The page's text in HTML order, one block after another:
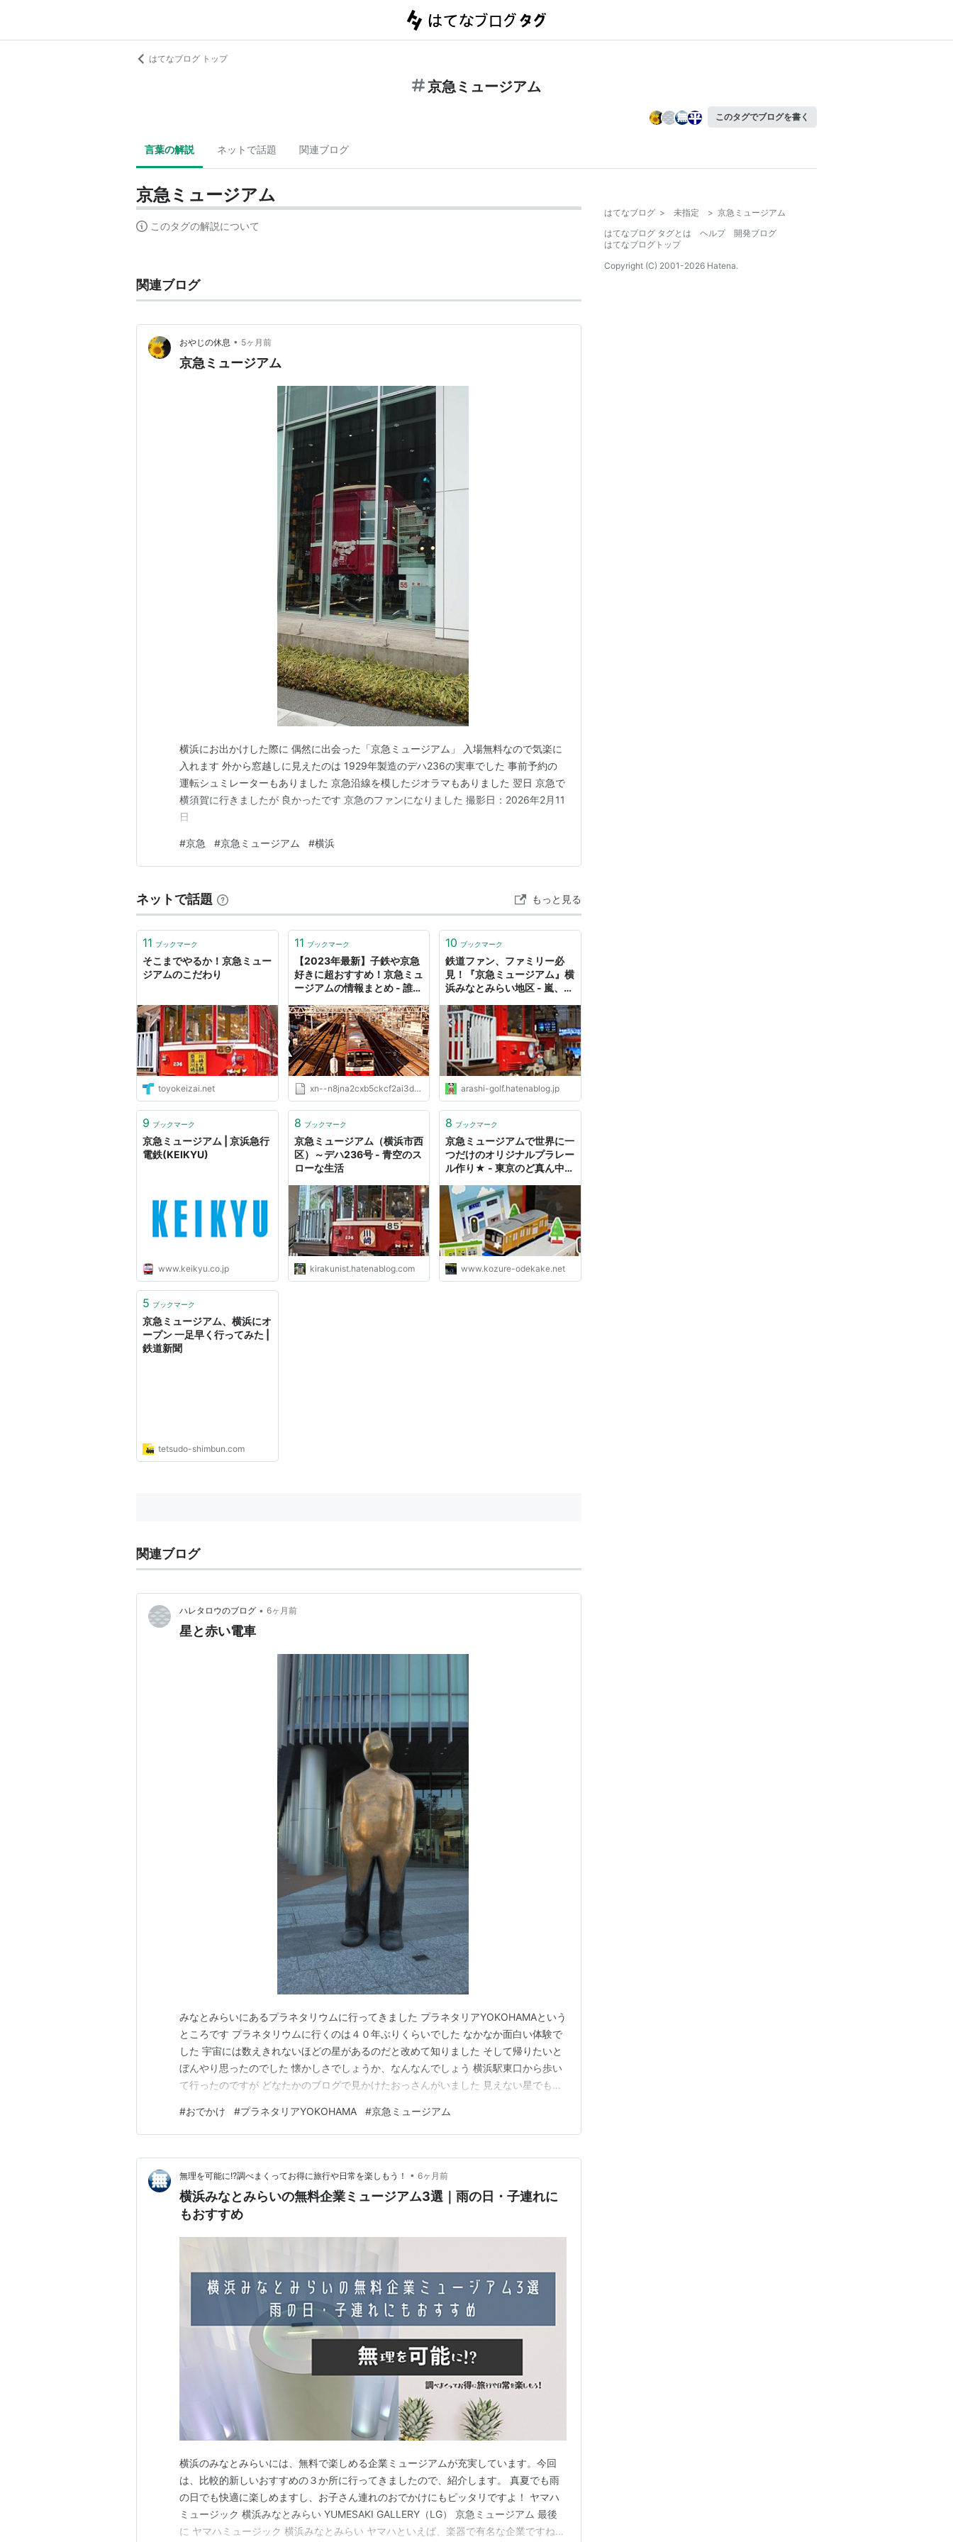
はてなブログ トップ
京急ミュージアム
このタグでブログを書く
言葉の解説 ネットで話題 関連ブログ
京急ミュージアム
このタグの解説について
関連ブログ
おやじの休息 • 5ヶ月前
京急ミュージアム
横浜にお出かけした際に 偶然に出会った「京急ミュージアム」 入場無料なので気楽に
入れます 外から窓越しに見えたのは 1929年製造のデハ236の実車でした 事前予約の
運転シュミレーターもありました 京急沿線を模したジオラマもありました 翌日 京急で
横須賀に行きましたが 良かったです 京急のファンになりました 撮影日：2026年2月11
日
#京急 #京急ミュージアム #横浜
ネットで話題 もっと見る
11 ブックマーク
そこまでやるか！京急ミュー
ジアムのこだわり
toyokeizai.net
11 ブックマーク
【2023年最新】子鉄や京急
好きに超おすすめ！京急ミュ
ージアムの情報まとめ - 誰か
具と遊びの話。
xn--n8jna2cxb5ckcf2ai3d4jra7kta5734lbwsfcqydq9a499e.net
10 ブックマーク
鉄道ファン、ファミリー必
見！『京急ミュージアム』横
浜みなとみらい地区 - 嵐、ゴ
arashi-golf.hatenablog.jp
9 ブックマーク
京急ミュージアム | 京浜急行
電鉄(KEIKYU)
www.keikyu.co.jp
8 ブックマーク
京急ミュージアム（横浜市西
区）～デハ236号 - 青空のス
ローな生活
kirakunist.hatenablog.com
8 ブックマーク
京急ミュージアムで世界に一
つだけのオリジナルプラレー
ル作り★ - 東京のど真ん中か
出かけ日記
www.kozure-odekake.net
5 ブックマーク
京急ミュージアム、横浜にオ
ープン 一足早く行ってみた |
鉄道新聞
tetsudo-shimbun.com
関連ブログ
ハレタロウのブログ • 6ヶ月前
星と赤い電車
みなとみらいにあるプラネタリウムに行ってきました プラネタリアYOKOHAMAという
ところです プラネタリウムに行くのは４０年ぶりくらいでした なかなか面白い体験で
した 宇宙には数えきれないほどの星があるのだと改めて知りました そして帰りたいと
ぼんやり思ったのでした 懐かしさでしょうか、なんなんでしょう 横浜駅東口から歩い
て行ったのですが どなたかのブログで見かけたおっさんがいました 見えない星でも見
す これが予告で横浜駅東口方面に少し進むと京急ミュージアムがありました 無料で入
れるので入ってみました 赤い電車が展…
#おでかけ #プラネタリアYOKOHAMA #京急ミュージアム
無理を可能に!?調べまくってお得に旅行や日常を楽しもう！ • 6ヶ月前
横浜みなとみらいの無料企業ミュージアム3選｜雨の日・子連れに
もおすすめ
横浜のみなとみらいには、無料で楽しめる企業ミュージアムが充実しています。今回
は、比較的新しいおすすめの３か所に行ってきましたので、紹介します。 真夏でも雨
の日でも快適に楽しめますし、お子さん連れのおでかけにもピッタリですよ！ ヤマハ
ミュージック 横浜みなとみらい YUMESAKI GALLERY（LG） 京急ミュージアム 最後
に ヤマハミュージック 横浜みなとみらい ヤマハといえば、楽器で有名な企業ですね。
はてなブログ > 未指定 > 京急ミュージアム
はてなブログ タグとは
ヘルプ
開発ブログ
はてなブログトップ
Copyright (C) 2001-2026 Hatena.